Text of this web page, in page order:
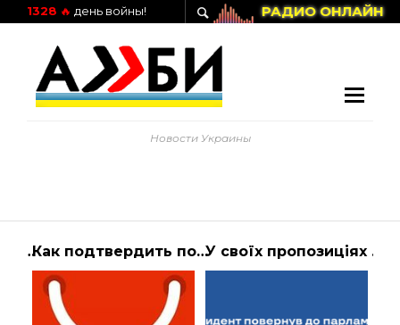
РАДИО ОНЛАЙН
1328 🔥 день войны!
Новости Украины
Україна хотіла б, щоб Держава Ізраїль стала одним із гарантів великого міжнародн… | Президент Украины Как подтвердить получение товара на Алиэкспресс У своїх пропозиціях Глава держави звернув увагу на необхідність уніфікації про… | АЛИБИ